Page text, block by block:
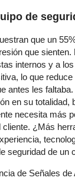
de
que un
que
internos y a
lo que
antes les
en su totalidad,
necesita más
cliente. ¿Más
seguridad de un
de Señales de